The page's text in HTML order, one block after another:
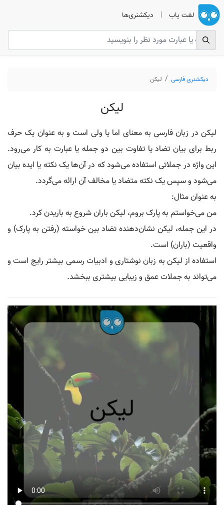
لغت یاب | دیکشنری‌ها
دیکشنری فارسی لیکن
لیکن
لیکن در زبان فارسی به معنای اما یا ولی است و به عنوان یک حرف
ربط برای بیان تضاد یا تفاوت بین دو جمله یا عبارت به کار می‌رود.
این واژه در جملاتی استفاده می‌شود که در آن‌ها یک نکته یا ایده بیان
می‌شود و سپس یک نکته متضاد یا مخالف آن ارائه می‌گردد.
به عنوان مثال:
من می‌خواستم به پارک بروم، لیکن باران شروع به باریدن کرد.
در این جمله، لیکن نشان‌دهنده تضاد بین خواسته (رفتن به پارک) و
واقعیت (باران) است.
استفاده از لیکن به زبان نوشتاری و ادبیات رسمی بیشتر رایج است و
می‌تواند به جملات عمق و زیبایی بیشتری ببخشد.